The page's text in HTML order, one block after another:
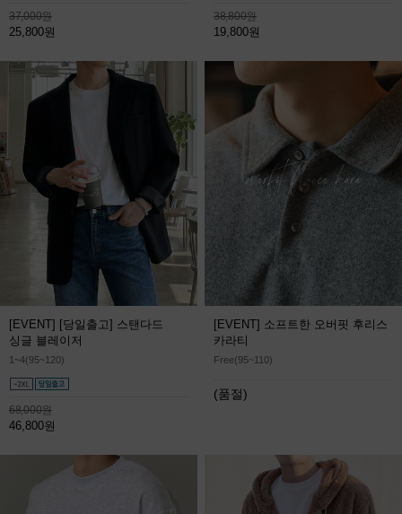
37,000원
25,800원
38,800원
19,800원
[EVENT] [당일출고] 스탠다드
싱글 블레이저
1~4(95~120)
68,000원
46,800원
[EVENT] 소프트한 오버핏 후리스
카라티
Free(95~110)
(품절)